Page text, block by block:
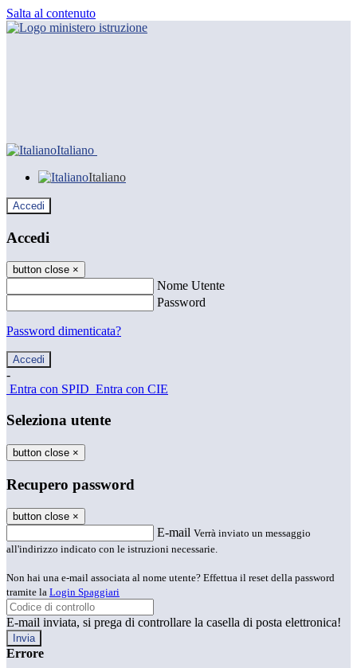
Salta al contenuto
Italiano
Italiano
Accedi
Accedi
button close ×
Nome Utente
Password
Password dimenticata?
-
Entra con SPID Entra con CIE
Seleziona utente
button close ×
Recupero password
button close ×
E-mail Verrà inviato un messaggio
all'indirizzo indicato con le istruzioni necessarie.
Non hai una e-mail associata al nome utente? Effettua il reset della password
tramite la Login Spaggiari
E-mail inviata, si prega di controllare la casella di posta elettronica!
Errore